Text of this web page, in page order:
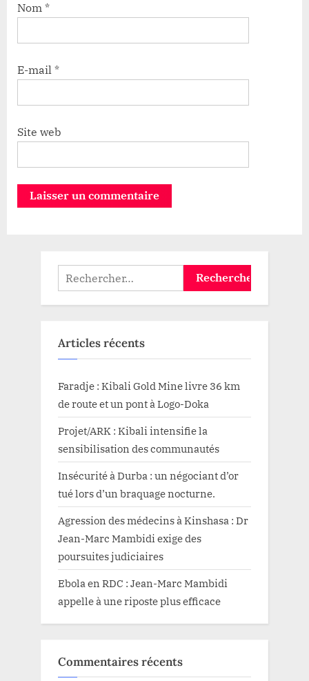
Nom *
E-mail *
Site web
Rechercher :
Articles récents
Faradje : Kibali Gold Mine livre 36 km
de route et un pont à Logo-Doka
Projet/ARK : Kibali intensifie la
sensibilisation des communautés
Insécurité à Durba : un négociant d’or
tué lors d’un braquage nocturne.
Agression des médecins à Kinshasa : Dr
Jean-Marc Mambidi exige des
poursuites judiciaires
Ebola en RDC : Jean-Marc Mambidi
appelle à une riposte plus efficace
Commentaires récents